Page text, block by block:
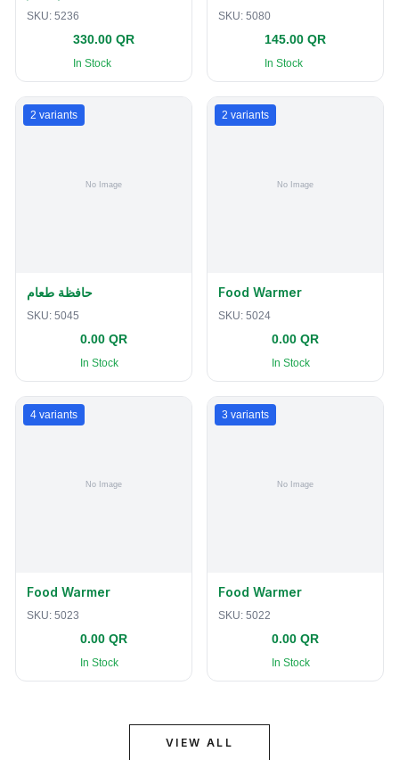
SKU: 5236
330.00 QR
In Stock
SKU: 5080
145.00 QR
In Stock
2 variants
حافظة طعام
SKU: 5045
0.00 QR
In Stock
2 variants
Food Warmer
SKU: 5024
0.00 QR
In Stock
4 variants
Food Warmer
SKU: 5023
0.00 QR
In Stock
3 variants
Food Warmer
SKU: 5022
0.00 QR
In Stock
VIEW ALL